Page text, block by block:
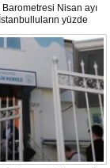
Barometresi Nisan ayı
yüzde
yaşanan olaylardan
olduğunu
şiddetin
en çok aile içi
dikkat çekti.